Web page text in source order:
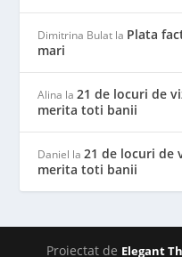
Dimitrina Bulat la Plata
mari
Alina la21 de locuri de
merita toti banii
Daniel la21 de locuri de
merita toti banii
Proiectat de Elegant